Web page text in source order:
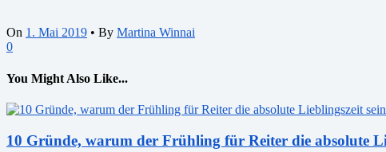
On 1. Mai 2019 • By Martina Winnai
0
You Might Also Like...
10 Gründe, warum der Frühling für Reiter die absolute